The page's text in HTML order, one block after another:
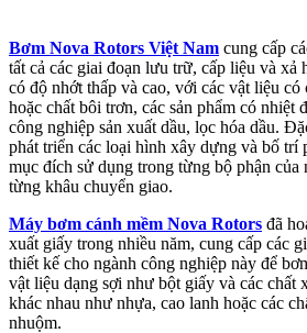
Bơm Nova Rotors Việt Nam cung cấp
tất cả các giai đoạn lưu trữ, cấp liệu và xả
có độ nhớt thấp và cao, với các vật liệu có
hoặc chất bôi trơn, các sản phẩm có nhiệt
công nghiệp sản xuất dầu, lọc hóa dầu.
phát triển các loại hình xây dựng và bố trí
mục đích sử dụng trong từng bộ phận của
từng khâu chuyển giao.
Máy bơm cánh mềm Nova Rotors đã
xuất giấy trong nhiều năm, cung cấp các
thiết kế cho ngành công nghiệp này để
vật liệu dạng sợi như bột giấy và các chất
khác nhau như nhựa, cao lanh hoặc các
nhuộm.